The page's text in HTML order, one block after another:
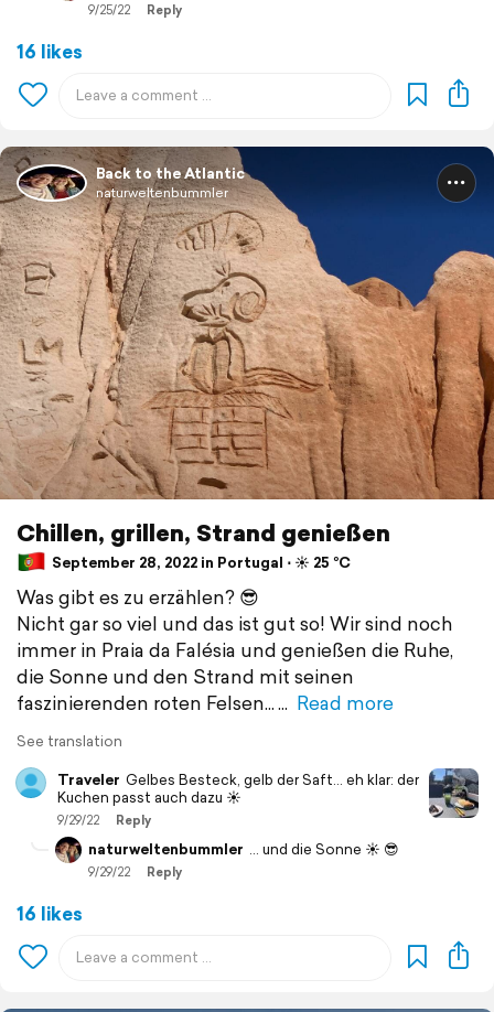
9/25/22 Reply
16 likes
Back to the Atlantic
naturweltenbummler
Chillen, grillen, Strand genießen
September 28, 2022 in Portugal ⋅ ☀️ 25 °C
Was gibt es zu erzählen? 😎
Nicht gar so viel und das ist gut so! Wir sind noch
immer in Praia da Falésia und genießen die Ruhe,
die Sonne und den Strand mit seinen
faszinierenden roten Felsen...
Read more
See translation
Traveler Gelbes Besteck, gelb der Saft… eh klar: der
Kuchen passt auch dazu ☀️
9/29/22 Reply
naturweltenbummler … und die Sonne ☀️ 😎
9/29/22 Reply
16 likes